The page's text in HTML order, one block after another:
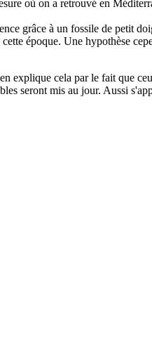
où on a retrouvé en
grâce à un fossile de petit
époque. Une hypothèse
explique cela par le fait que
seront mis au jour. Aussi